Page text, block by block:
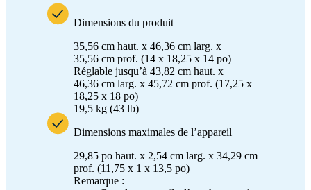
Dimensions du produit
35,56 cm haut. x 46,36 cm larg. x
35,56 cm prof. (14 x 18,25 x 14 po)
Réglable jusqu’à 43,82 cm haut. x
46,36 cm larg. x 45,72 cm prof. (17,25 x
18,25 x 18 po)
19,5 kg (43 lb)
Dimensions maximales de l’appareil
29,85 po haut. x 2,54 cm larg. x 34,29 cm
prof. (11,75 x 1 x 13,5 po)
Remarque :